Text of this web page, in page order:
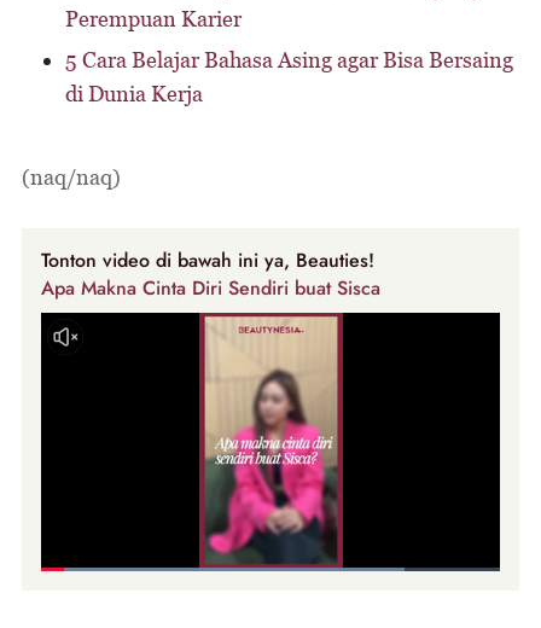
Perempuan Karier
5 Cara Belajar Bahasa Asing agar Bisa Bersaing
di Dunia Kerja
(naq/naq)
Tonton video di bawah ini ya, Beauties!
Apa Makna Cinta Diri Sendiri buat Sisca